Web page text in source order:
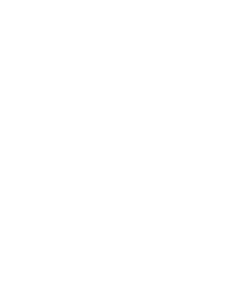
föreläsning,
strategiskt